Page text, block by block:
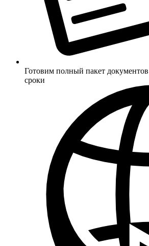
Готовим полный пакет
сроки